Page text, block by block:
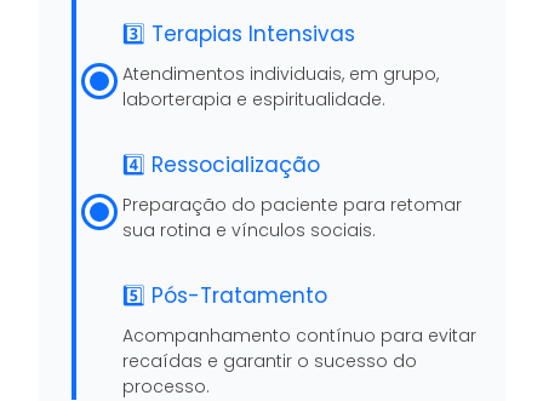
3️⃣ Terapias Intensivas
Atendimentos individuais, em grupo,
laborterapia e espiritualidade.
4️⃣ Ressocialização
Preparação do paciente para retomar
sua rotina e vínculos sociais.
5️⃣ Pós-Tratamento
Acompanhamento contínuo para evitar
recaídas e garantir o sucesso do
processo.